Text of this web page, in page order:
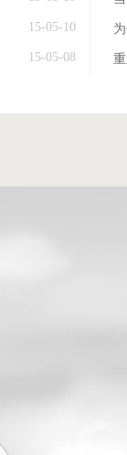
15-05-10
15-05-08